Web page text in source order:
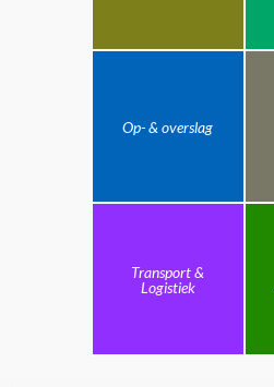
Op- & overslag
Transport &
Logistiek